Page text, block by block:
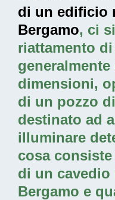
di un edificio
Bergamo, ci
riattamento
dimensioni,
di un pozzo
destinato ad
illuminare
cosa
di un
Bergamo e